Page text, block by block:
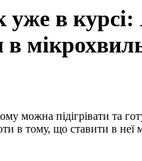
уже в
в
можна підігрівати та
в тому, що ставити в